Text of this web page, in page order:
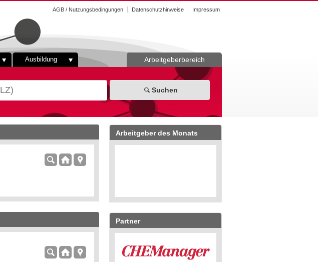
AGB / Nutzungsbedingungen Datenschutzhinweise Impressum
Ausbildung Arbeitgeberbereich
Suchen
Arbeitgeber des Monats
Partner